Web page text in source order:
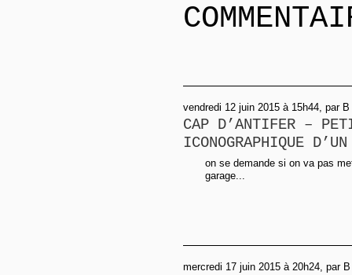
vendredi 12 juin 2015 à 15h44, par B
CAP D’ANTIFER –
ICONOGRAPHIQUE
on se demande si on va pas
garage...
mercredi 17 juin 2015 à 20h24, par B